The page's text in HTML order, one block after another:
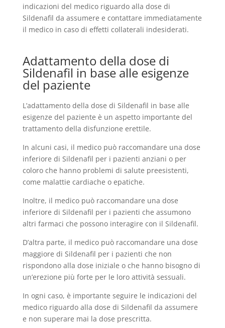
indicazioni del medico riguardo alla dose di
Sildenafil da assumere e contattare immediatamente
il medico in caso di effetti collaterali indesiderati.
Adattamento della dose di
Sildenafil in base alle esigenze
del paziente
L’adattamento della dose di Sildenafil in base alle
esigenze del paziente è un aspetto importante del
trattamento della disfunzione erettile.
In alcuni casi, il medico può raccomandare una dose
inferiore di Sildenafil per i pazienti anziani o per
coloro che hanno problemi di salute preesistenti,
come malattie cardiache o epatiche.
Inoltre, il medico può raccomandare una dose
inferiore di Sildenafil per i pazienti che assumono
altri farmaci che possono interagire con il Sildenafil.
D’altra parte, il medico può raccomandare una dose
maggiore di Sildenafil per i pazienti che non
rispondono alla dose iniziale o che hanno bisogno di
un’erezione più forte per le loro attività sessuali.
In ogni caso, è importante seguire le indicazioni del
medico riguardo alla dose di Sildenafil da assumere
e non superare mai la dose prescritta.